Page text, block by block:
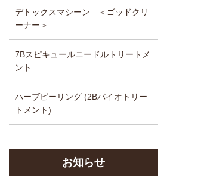
デトックスマシーン ＜ゴッドクリ
ーナー＞
7Bスピキュールニードルトリートメ
ント
ハーブピーリング (2Bバイオトリー
トメント)
お知らせ